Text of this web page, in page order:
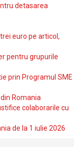
detasarea
euro pe articol,
pentru grupurile
prin Programul SME
Romania
colaborarile cu
de la 1 iulie 2026